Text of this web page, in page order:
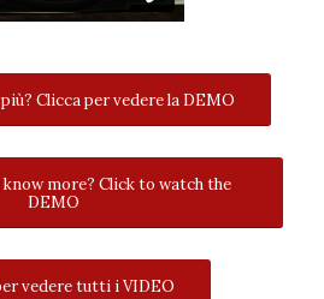
Clicca per vedere la DEMO
more? Click to watch the
DEMO
vedere tutti i VIDEO